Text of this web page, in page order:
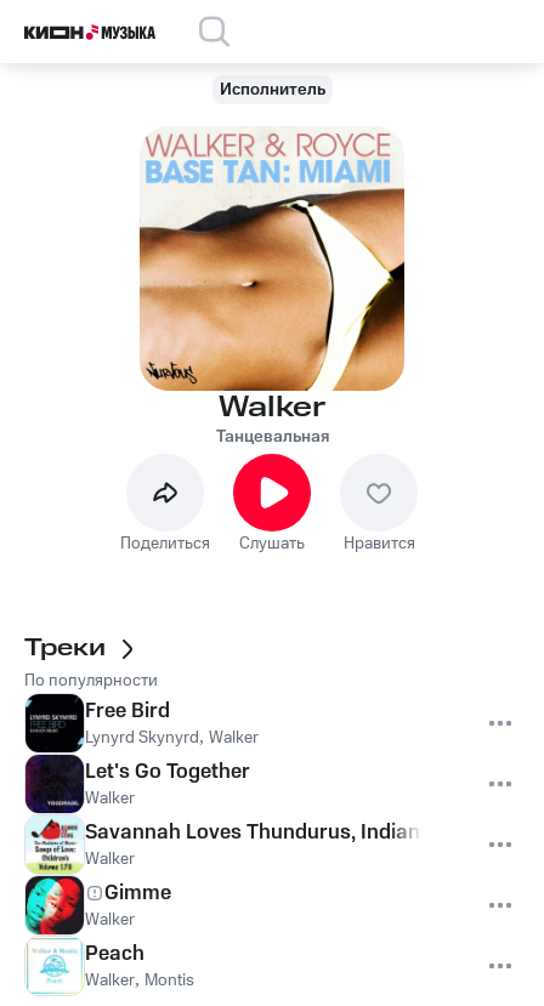
Исполнитель
Walker
Танцевальная
Поделиться Слушать Нравится
Треки
По популярности
Free Bird
Lynyrd Skynyrd, Walker
Let's Go Together
Walker
Savannah Loves Thundurus, Indianapolis, and
Walker
Gimme
Walker
Peach
Walker, Montis